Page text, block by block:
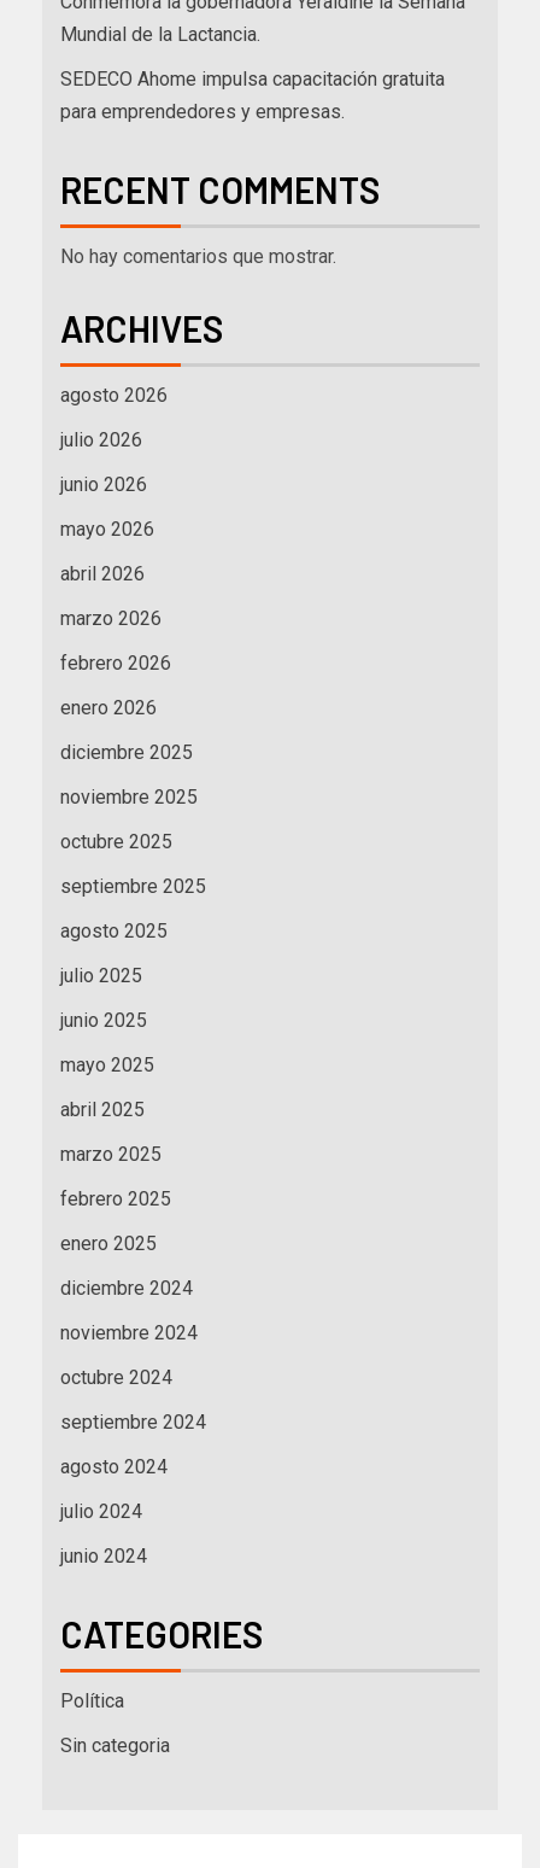
Mundial de la Lactancia.
SEDECO Ahome impulsa capacitación gratuita
para emprendedores y empresas.
RECENT COMMENTS
No hay comentarios que mostrar.
ARCHIVES
agosto 2026
julio 2026
junio 2026
mayo 2026
abril 2026
marzo 2026
febrero 2026
enero 2026
diciembre 2025
noviembre 2025
octubre 2025
septiembre 2025
agosto 2025
julio 2025
junio 2025
mayo 2025
abril 2025
marzo 2025
febrero 2025
enero 2025
diciembre 2024
noviembre 2024
octubre 2024
septiembre 2024
agosto 2024
julio 2024
junio 2024
CATEGORIES
Política
Sin categoria